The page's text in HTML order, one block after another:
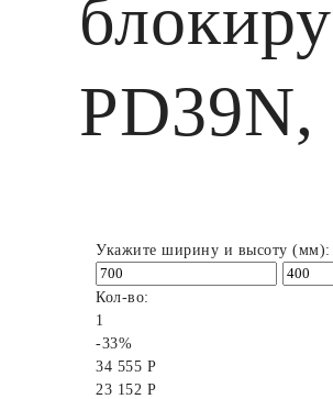
PD39N,
Укажите ширину и высоту (мм):
Кол-во:
1
-33%
34 555 Р
23 152 Р